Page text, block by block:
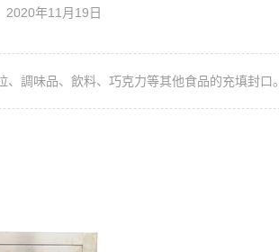
2020年11月19日
調味品、飲料、巧克力等其他食品的充填封口。